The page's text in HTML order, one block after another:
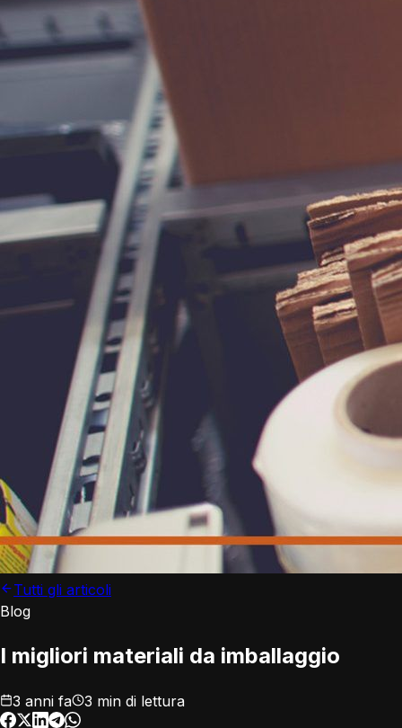
Tutti gli articoli
Blog
I migliori materiali da imballaggio
3 anni fa 3 min di lettura